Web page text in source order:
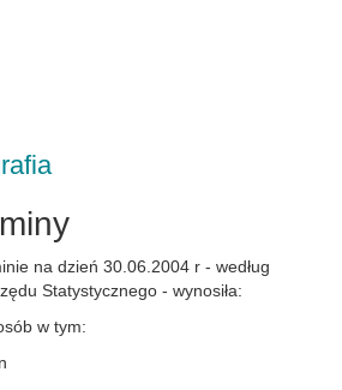
na dzień 30.06.2004 r - według
Statystycznego - wynosiła:
w tym: